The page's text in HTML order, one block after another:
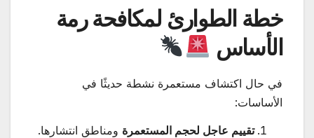
خطة الطوارئ لمكافحة رمة
الأساس
في حال اكتشاف مستعمرة نشطة حديثًا في
الأساسات:
تقييم عاجل لحجم المستعمرة ومناطق انتشارها.